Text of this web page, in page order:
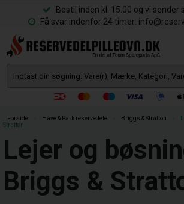
Bestil inden kl. 15.00 og vi sender
Få svar indenfor 24 timer:
Forside Have & Park reservedele Briggs & Stratton
Stratton
Lejer og
Briggs &